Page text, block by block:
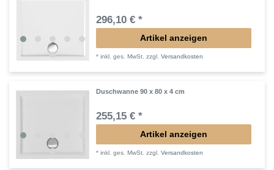
296,10 € *
Artikel anzeigen
*inkl. ges. MwSt. zzgl.Versandkosten
Duschwanne 90 x 80 x 4 cm
255,15 € *
Artikel anzeigen
*inkl. ges. MwSt. zzgl.Versandkosten